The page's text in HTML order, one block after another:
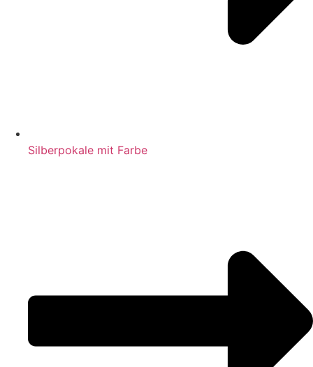
Silberpokale mit Farbe